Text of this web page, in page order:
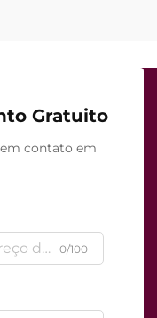
Gratuito
contato em
0/100